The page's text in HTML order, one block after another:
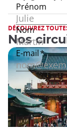
DÉCOUVREZ
Nos